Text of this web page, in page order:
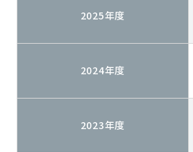
2025年度
2024年度
2023年度